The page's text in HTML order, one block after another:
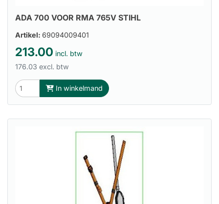
ADA 700 VOOR RMA 765V STIHL
Artikel: 69094009401
213.00 incl. btw
176.03 excl. btw
In winkelmand